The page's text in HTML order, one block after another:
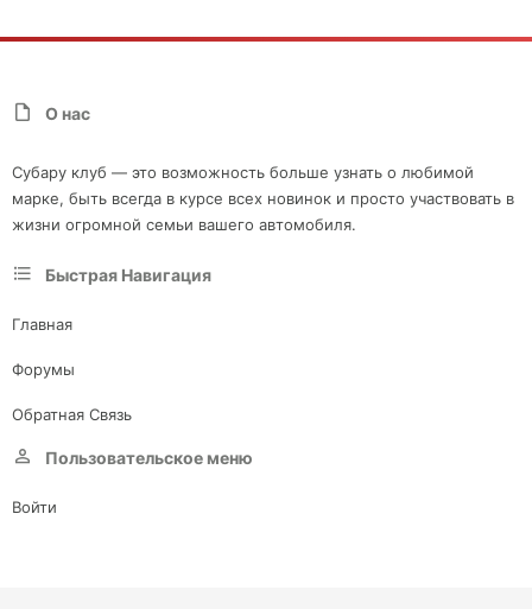
О нас
Субару клуб — это возможность больше узнать о любимой
марке, быть всегда в курсе всех новинок и просто участвовать в
жизни огромной семьи вашего автомобиля.
Быстрая Навигация
Главная
Форумы
Обратная Связь
Пользовательское меню
Войти